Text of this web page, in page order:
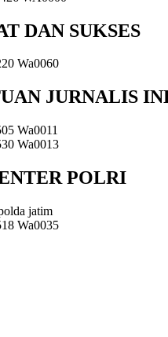
DAN SUKSES
JURNALIS
POLRI